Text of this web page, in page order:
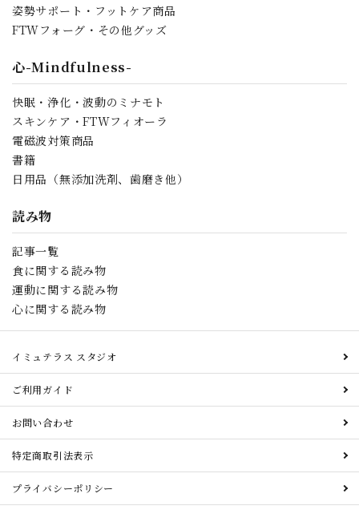
姿勢サポート・フットケア商品
FTWフォーグ・その他グッズ
心-Mindfulness-
快眠・浄化・波動のミナモト
スキンケア・FTWフィオーラ
電磁波対策商品
書籍
日用品（無添加洗剤、歯磨き他）
読み物
記事一覧
食に関する読み物
運動に関する読み物
心に関する読み物
イミュテラス スタジオ
ご利用ガイド
お問い合わせ
特定商取引法表示
プライバシーポリシー